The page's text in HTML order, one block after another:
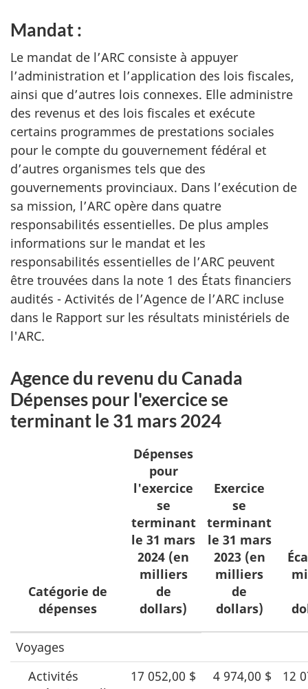
Mandat :
Le mandat de l’ARC consiste à appuyer
l’administration et l’application des lois fiscales,
ainsi que d’autres lois connexes. Elle administre
des revenus et des lois fiscales et exécute
certains programmes de prestations sociales
pour le compte du gouvernement fédéral et
d’autres organismes tels que des
gouvernements provinciaux. Dans l’exécution de
sa mission, l’ARC opère dans quatre
responsabilités essentielles. De plus amples
informations sur le mandat et les
responsabilités essentielles de l’ARC peuvent
être trouvées dans la note 1 des États financiers
audités - Activités de l’Agence de l’ARC incluse
dans le Rapport sur les résultats ministériels de
l'ARC.
Agence du revenu du Canada
Dépenses pour l'exercice se
terminant le 31 mars 2024
Dépenses
de
Catégorie de
dépenses
Dépenses
pour
l'exercice
se
terminant
le 31 mars
2024 (en
milliers
de
dollars)
Exercice
se
terminant
le 31 mars
2023 (en
milliers
de
dollars)
Voyages
Activités
17 052,00 $ 4 974,00 $ 12